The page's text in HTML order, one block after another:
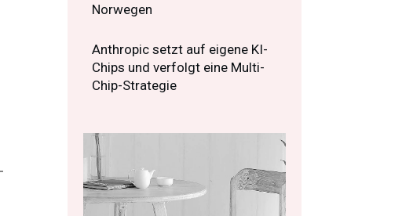
Norwegen
Anthropic setzt auf eigene KI-
Chips und verfolgt eine Multi-
Chip-Strategie